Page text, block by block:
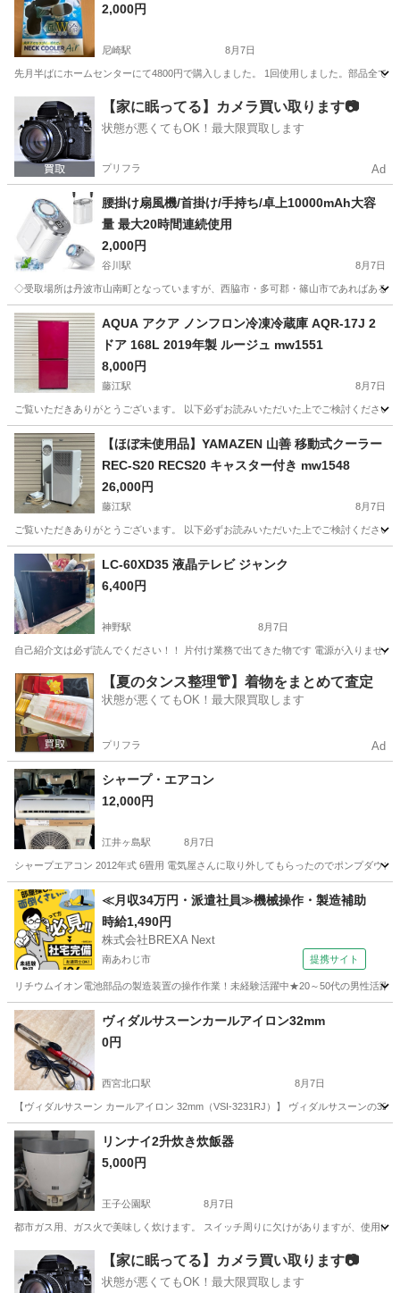
2,000円
尼崎駅 8月7日
先月半ばにホームセンターにて4800円で購入しました。 1回使用しました。部品全て
尼崎市 尼崎駅 季節、空調家電
【家に眠ってる】カメラ買い取ります📷
状態が悪くてもOK！最大限買取します
プリフラ Ad
腰掛け扇風機/首掛け/手持ち/卓上10000mAh大容
量 最大20時間連続使用
2,000円
谷川駅 8月7日
◇受取場所は丹波市山南町となっていますが、西脇市・多可郡・篠山市であればあ
兵庫 丹波市 季節、空調家電
AQUA アクア ノンフロン冷凍冷蔵庫 AQR-17J 2
ドア 168L 2019年製 ルージュ mw1551
8,000円
藤江駅 8月7日
ご覧いただきありがとうございます。 以下必ずお読みいただいた上でご検討くださ
兵庫 明石市 藤江駅 キッチン家電
【ほぼ未使用品】YAMAZEN 山善 移動式クーラー
REC-S20 RECS20 キャスター付き mw1548
26,000円
藤江駅 8月7日
ご覧いただきありがとうございます。 以下必ずお読みいただいた上でご検討くださ
兵庫 明石市 その他
LC-60XD35 液晶テレビ ジャンク
6,400円
神野駅 8月7日
自己紹介文は必ず読んでください！！ 片付け業務で出てきた物です 電源が入りませ
兵庫 加古川市 神野駅 テレビ
【夏のタンス整理👘】着物をまとめて査定
状態が悪くてもOK！最大限買取します
プリフラ Ad
シャープ・エアコン
12,000円
江井ヶ島駅 8月7日
シャープエアコン 2012年式 6畳用 電気屋さんに取り外してもらったのでポンプダウ
兵庫 明石市 江井ヶ島駅 季節、空調家電
≪月収34万円・派遣社員≫機械操作・製造補助
時給1,490円
株式会社BREXA Next
南あわじ市 提携サイト
リチウムイオン電池部品の製造装置の操作作業！未経験活躍中★20～50代の男性活
兵庫 南あわじ市 その他
ヴィダルサスーンカールアイロン32mm
0円
西宮北口駅 8月7日
【ヴィダルサスーン カールアイロン 32mm（VSI-3231RJ）】 ヴィダルサスーンの
兵庫 西宮市 西宮北口駅 美容家電
リンナイ2升炊き炊飯器
5,000円
王子公園駅 8月7日
都市ガス用、ガス火で美味しく炊けます。 スイッチ周りに欠けがありますが、使用
神戸市 王子公園駅 キッチン家電 リンナイ
【家に眠ってる】カメラ買い取ります📷
状態が悪くてもOK！最大限買取します